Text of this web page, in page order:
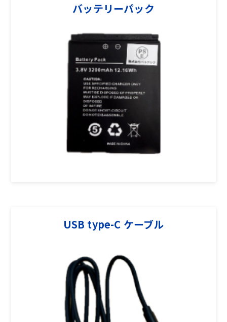
バッテリーパック
USB type-C ケーブル